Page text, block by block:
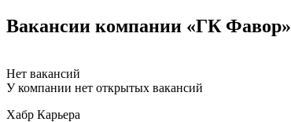
Вакансии компании «ГК Фавор»
Нет вакансий
У компании нет открытых вакансий
Хабр Карьера